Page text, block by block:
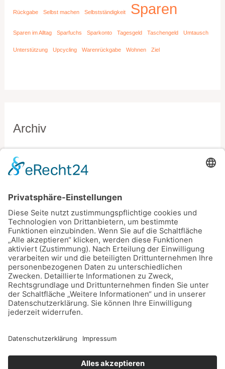
Rückgabe Selbst machen Selbstständigkeit Sparen
Sparen im Alltag Sparfuchs Sparkonto Tagesgeld Taschengeld Umtausch
Unterstützung Upcycling Warenrückgabe Wohnen Ziel
Archiv